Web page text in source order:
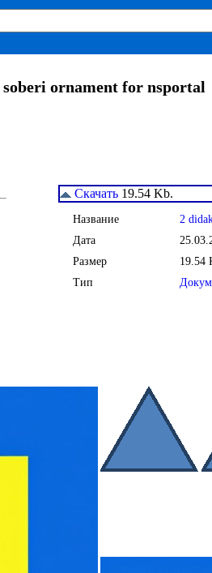
ornament for nsportal
Скачать 19.54 Kb.
Название
2
Дата
Размер
19.54
Тип